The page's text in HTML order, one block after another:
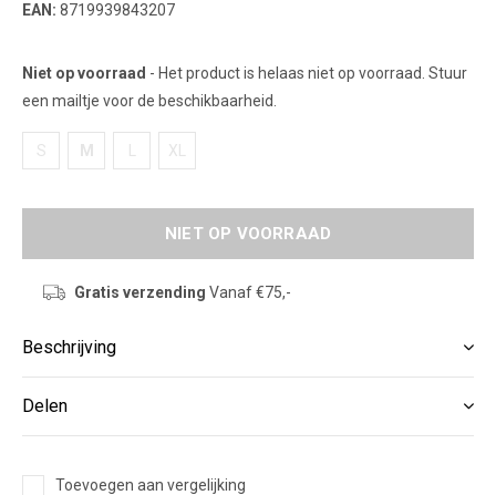
EAN: 8719939843207
Niet op voorraad - Het product is helaas niet op voorraad. Stuur
een mailtje voor de beschikbaarheid.
S M XL
NIET OP VOORRAAD
Gratis verzending Vanaf €75,-
Beschrijving
Delen
Toevoegen aan vergelijking